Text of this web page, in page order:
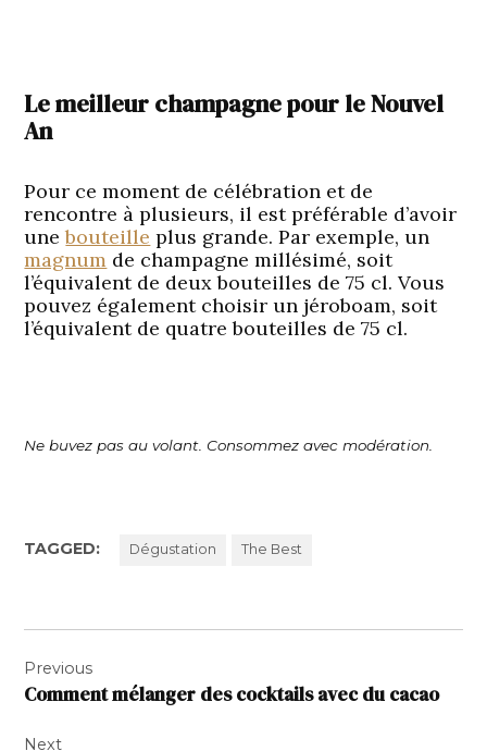
Le meilleur champagne pour le Nouvel
An
Pour ce moment de célébration et de
rencontre à plusieurs, il est préférable d’avoir
unebouteille plus grande. Par exemple, un
magnum de champagne millésimé, soit
l’équivalent de deux bouteilles de 75 cl. Vous
pouvez également choisir un jéroboam, soit
l’équivalent de quatre bouteilles de 75 cl.
Ne buvez pas au volant. Consommez avec modération.
TAGGED: Dégustation The Best
de
l’article
Previous
Comment mélanger des cocktails avec du cacao
Next